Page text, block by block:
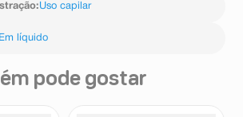
:Uso capilar
Em líquido
pode gostar